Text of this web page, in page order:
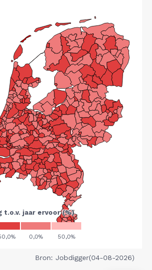
Bron: Jobdigger(04-08-2026)